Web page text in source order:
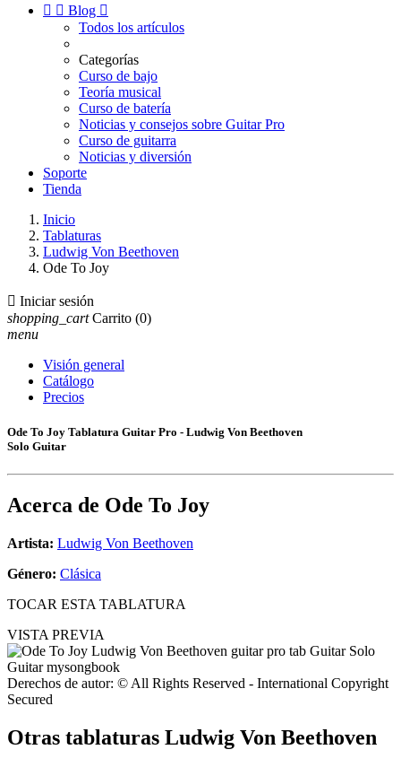
  Blog 
Todos los artículos
Categorías
Curso de bajo
Teoría musical
Curso de batería
Noticias y consejos sobre Guitar Pro
Curso de guitarra
Noticias y diversión
Soporte
Tienda
Inicio
Tablaturas
Ludwig Von Beethoven
Ode To Joy
 Iniciar sesión
shopping_cart Carrito (0)
menu
Visión general
Catálogo
Precios
Ode To Joy Tablatura Guitar Pro - Ludwig Von Beethoven
Solo Guitar
Acerca de Ode To Joy
Artista: Ludwig Von Beethoven
Género: Clásica
TOCAR ESTA TABLATURA
VISTA PREVIA
Derechos de autor: © All Rights Reserved - International Copyright
Secured
Otras tablaturas Ludwig Von Beethoven